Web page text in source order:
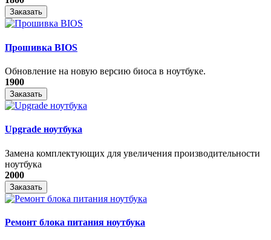
Заказать
Прошивка BIOS
Обновление на новую версию биоса в ноутбуке.
1900
Заказать
Upgrade ноутбука
Замена комплектующих для увеличения производительности
ноутбука
2000
Заказать
Ремонт блока питания ноутбука